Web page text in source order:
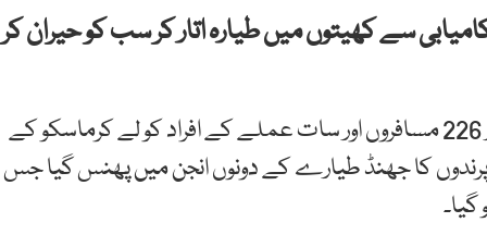
سے کھیتوں میں طیارہ اتار کر سب کو حیران کر
روسی خبر رساں ایجنسی کے مطابق یورال ایئرلائنز کی پرواز 226 مسافروں اور سات عملے کے افراد کو لے کرماسکو کے
کا جھنڈ طیارے کے دونوں انجن میں پھنس گیا جس